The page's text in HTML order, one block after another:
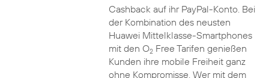
Cashback auf ihr PayPal-Konto. Bei
der Kombination des neusten
Huawei Mittelklasse-Smartphones
mit den O2Free Tarifen genießen
Kunden ihre mobile Freiheit ganz
ohne Kompromisse. Wer mit dem